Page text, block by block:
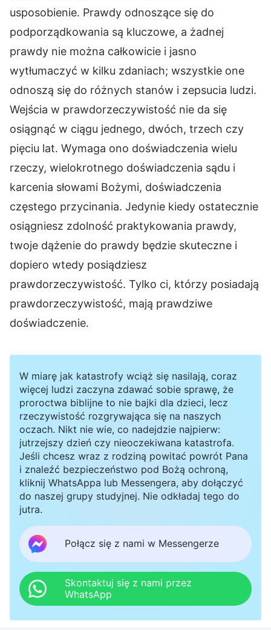
usposobienie. Prawdy odnoszące się do
podporządkowania są kluczowe, a żadnej
prawdy nie można całkowicie i jasno
wytłumaczyć w kilku zdaniach; wszystkie one
odnoszą się do różnych stanów i zepsucia ludzi.
Wejścia w prawdorzeczywistość nie da się
osiągnąć w ciągu jednego, dwóch, trzech czy
pięciu lat. Wymaga ono doświadczenia wielu
rzeczy, wielokrotnego doświadczenia sądu i
karcenia słowami Bożymi, doświadczenia
częstego przycinania. Jedynie kiedy ostatecznie
osiągniesz zdolność praktykowania prawdy,
twoje dążenie do prawdy będzie skuteczne i
dopiero wtedy posiądziesz
prawdorzeczywistość. Tylko ci, którzy posiadają
prawdorzeczywistość, mają prawdziwe
doświadczenie.
W miarę jak katastrofy wciąż się nasilają, coraz
więcej ludzi zaczyna zdawać sobie sprawę, że
proroctwa biblijne to nie bajki dla dzieci, lecz
rzeczywistość rozgrywająca się na naszych
oczach. Nikt nie wie, co nadejdzie najpierw:
jutrzejszy dzień czy nieoczekiwana katastrofa.
Jeśli chcesz wraz z rodziną powitać powrót Pana
i znaleźć bezpieczeństwo pod Bożą ochroną,
kliknij WhatsAppa lub Messengera, aby dołączyć
do naszej grupy studyjnej. Nie odkładaj tego do
jutra.
Połącz się z nami w Messengerze
Skontaktuj się z nami przez
WhatsApp